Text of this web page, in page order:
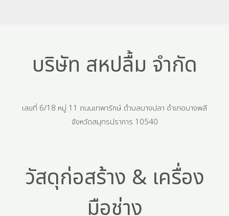
บริษัท สหปลื้ม จำกัด
เลขที่ 6/18 หมู่ 11 ถนนเทพารักษ์ ตำบลบางปลา อำเภอบางพลี
จังหวัดสมุทรปราการ 10540
วัสดุก่อสร้าง & เครื่อง
มือช่าง